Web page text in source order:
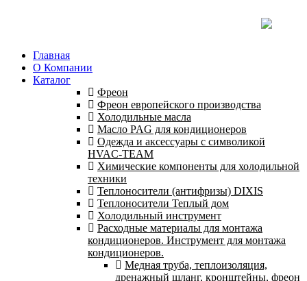
Главная
О Компании
Каталог
Фреон
Фреон европейского производства
Холодильные масла
Масло PAG для кондиционеров
Одежда и аксессуары с символикой
HVAC-TEAM
Химические компоненты для холодильной
техники
Теплоносители (антифризы) DIXIS
Теплоносители Теплый дом
Холодильный инструмент
Расходные материалы для монтажа
кондиционеров. Инструмент для монтажа
кондиционеров.
Медная труба, теплоизоляция,
дренажный шланг, кронштейны, фреон